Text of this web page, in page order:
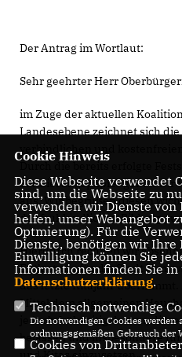
Der Antrag im Wortlaut:
Sehr geehrter Herr
im Zuge der aktuellen
Landesebene zeichnet sich
verbindlichen und
Sondierungspapier gehen wir
aus. Wir begrüßen diesen
der frühkindlichen Bildung
Hierdurch rechnen wir
Entlastung für die Stadt Ulm,
das letzte Kitajahr übernimmt.
Mittel dem allgemeinen
jedoch frühzeitig darum,
belassen und insbesondere für
Cookie Hinweis
Diese Webseite verwendet
sind, um die Webseite zu
verwenden wir Dienste
helfen, unser Webangebot
Optmierung). Für die
Dienste, benötigen wir
Einwilligung können Sie
Informationen finden Sie in
Datenschutzerklärung.
Technisch notwendige
Die notwendigen Cookies werden
ordnungsgemäßen Gebrauch der
Cookies von